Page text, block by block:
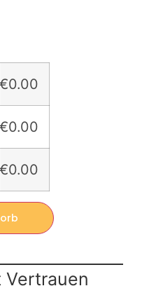
€0.00
€0.00
€0.00
Vertrauen